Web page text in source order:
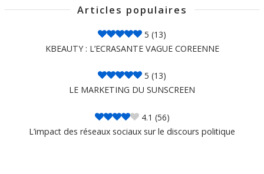
Articles populaires
5 (13)
KBEAUTY : L’ECRASANTE VAGUE COREENNE
5 (13)
LE MARKETING DU SUNSCREEN
4.1 (56)
L’impact des réseaux sociaux sur le discours politique